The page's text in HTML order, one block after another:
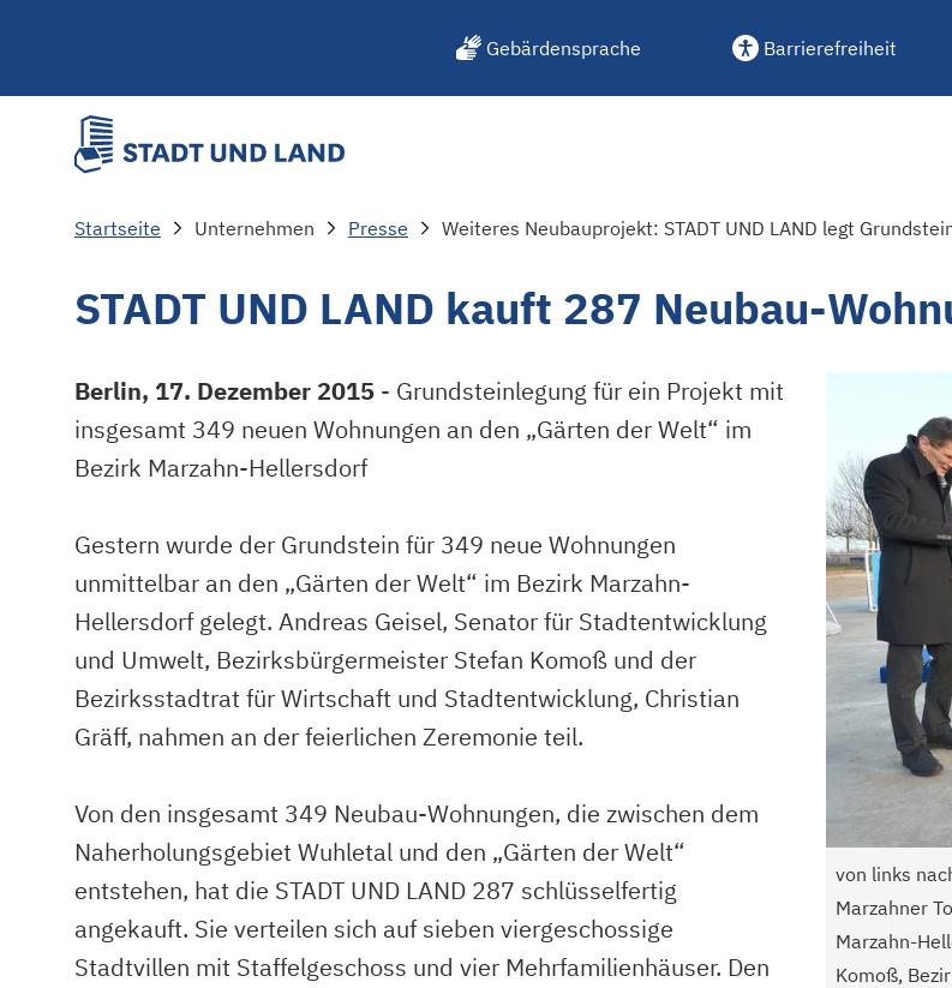
Gebärdensprache Barrierefreiheit
Startseite Unternehmen Presse
STADT UND LAND kauft 287 Neubau-
von links
Marzahner
Marzahn-
Komoß,
Berlin, 17. Dezember 2015 - Grundsteinlegung für ein Projekt mit
insgesamt 349 neuen Wohnungen an den „Gärten der Welt“ im
Bezirk Marzahn-Hellersdorf
Gestern wurde der Grundstein für 349 neue Wohnungen
unmittelbar an den „Gärten der Welt“ im Bezirk Marzahn-
Hellersdorf gelegt. Andreas Geisel, Senator für Stadtentwicklung
und Umwelt, Bezirksbürgermeister Stefan Komoß und der
Bezirksstadtrat für Wirtschaft und Stadtentwicklung, Christian
Gräff, nahmen an der feierlichen Zeremonie teil.
Von den insgesamt 349 Neubau-Wohnungen, die zwischen dem
Naherholungsgebiet Wuhletal und den „Gärten der Welt“
entstehen, hat die STADT UND LAND 287 schlüsselfertig
angekauft. Sie verteilen sich auf sieben viergeschossige
Stadtvillen mit Staffelgeschoss und vier Mehrfamilienhäuser. Den